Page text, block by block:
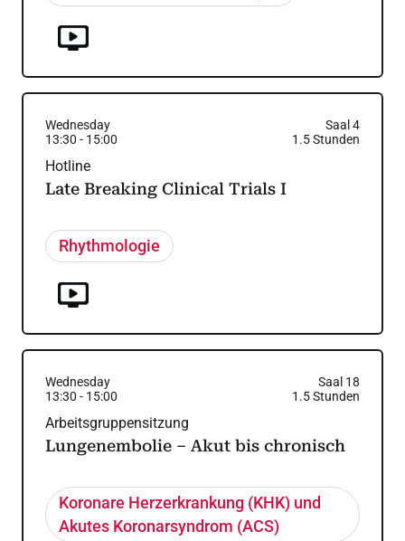
Wednesday
Saal 4
13:30 - 15:00 1.5Stunden
Hotline
Late Breaking Clinical Trials I
Rhythmologie
Wednesday
Saal 18
13:30 - 15:00 1.5Stunden
Arbeitsgruppensitzung
Lungenembolie – Akut bis chronisch
Koronare Herzerkrankung (KHK) und
Akutes Koronarsyndrom (ACS)